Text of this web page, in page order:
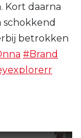
Kort daarna
betrokken
#Brand